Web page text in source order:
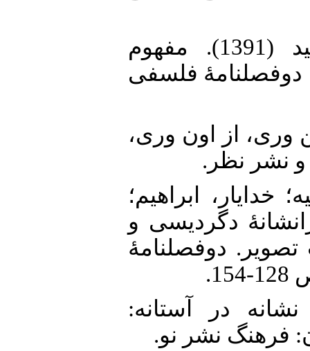
16. فیروزی، آزیتا؛ اکبری، مجید (1391). مفهوم
دوفصلنامهٔ فلسفی
(1400). از این وری، از اون وری،
و نشر نظر.
خدایار، ابراهیم؛
تحلیل ترانشانهٔ دگردیسی و
دوفصلنامهٔ
امیرعلی (1394). نشانه در آستانه:
فرهنگ نشر نو.